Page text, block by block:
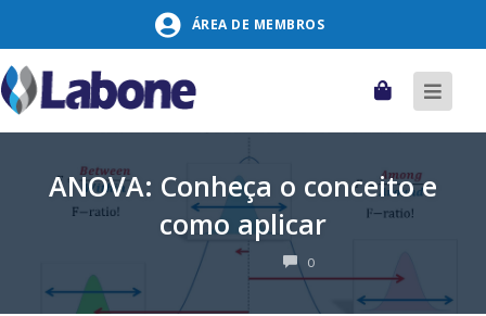
conteúdo
ÁREA DE MEMBROS
Carrinho
ANOVA: Conheça o conceito e
como aplicar
0